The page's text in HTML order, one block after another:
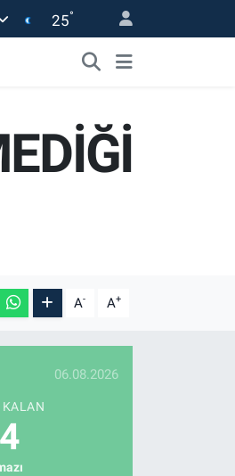
25°
A- A+
06.08.2026
KALAN